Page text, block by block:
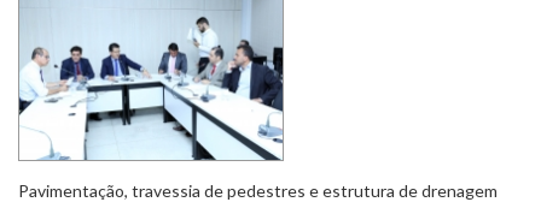
Pavimentação, travessia de pedestres e estrutura de drenagem